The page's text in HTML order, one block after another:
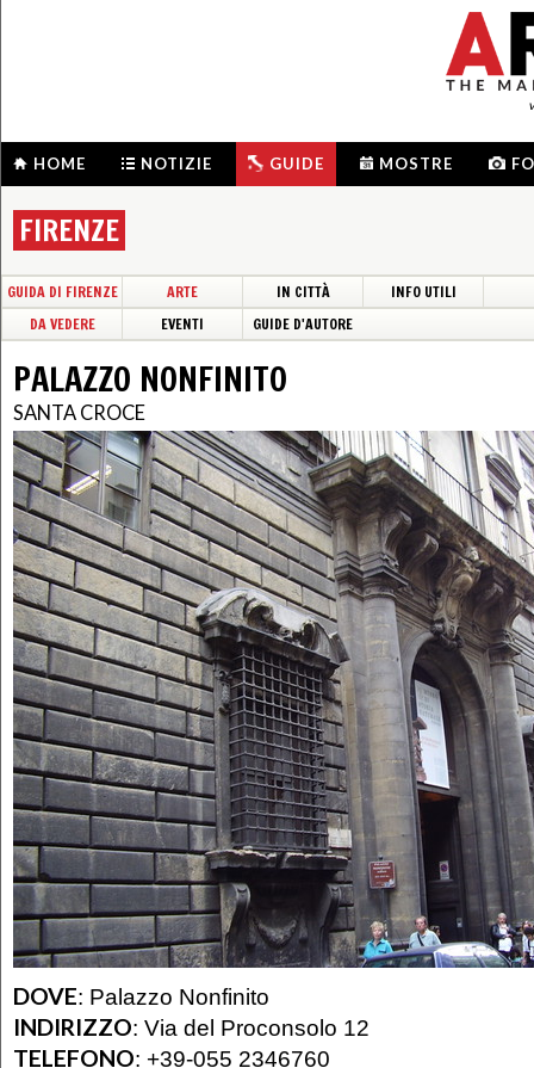
HOME NOTIZIE GUIDE MOSTRE
FIRENZE
GUIDA DI FIRENZE ARTE IN CITTÀ
INFO UTILI
DA VEDERE
EVENTI GUIDE D'AUTORE
PALAZZO NONFINITO
SANTA CROCE
DOVE: Palazzo Nonfinito
INDIRIZZO: Via del Proconsolo 12
TELEFONO: +39-055 2346760